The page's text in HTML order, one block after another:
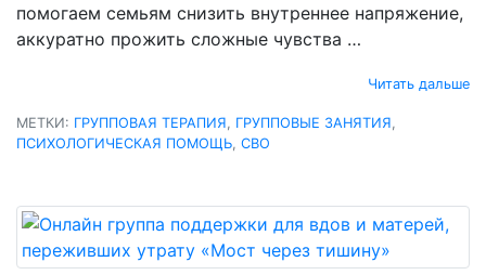
помогаем семьям снизить внутреннее напряжение,
аккуратно прожить сложные чувства …
Читать дальше
МЕТКИ: ГРУППОВАЯ ТЕРАПИЯ, ГРУППОВЫЕ ЗАНЯТИЯ,
ПСИХОЛОГИЧЕСКАЯ ПОМОЩЬ, СВО